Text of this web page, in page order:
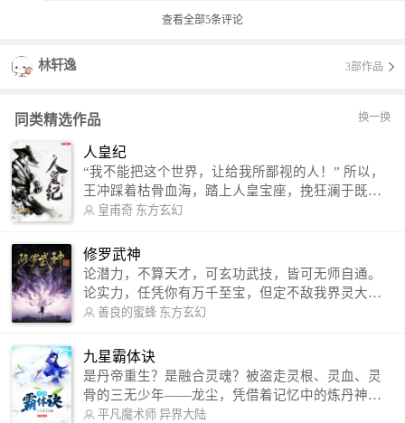
查看全部5条评论
林轩逸 3部作品
同类精选作品 换一换
人皇纪
“我不能把这个世界，让给我所鄙视的人！” 所以，
王冲踩着枯骨血海，踏上人皇宝座，挽狂澜于既
倒，扶大厦之将倾，成就了一段无上的传说！ 微信
微博：皇甫奇（地址：http://weibo.com/u/25284575
87） QQ交流群：320238210【普通群】 574501330
【VIP订阅群】 欢迎大家关注。
皇甫奇 东方玄幻
修罗武神
论潜力，不算天才，可玄功武技，皆可无师自通。
论实力，任凭你有万千至宝，但定不敌我界灵大
军。 我是谁？天下众生视我为修罗，却不知，我以
信公众号：善良的蜜蜂后援会）
善良的蜜蜂 东方玄幻
九星霸体诀
是丹帝重生？是融合灵魂？被盗走灵根、灵血、灵
骨的三无少年——龙尘，凭借着记忆中的炼丹神
术，修行神秘功法九星霸体诀，拨开重重迷雾，解
平凡魔术师 异界大陆